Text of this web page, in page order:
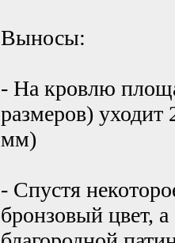
Выносы:
- На кровлю
размеров)
мм)
- Спустя
бронзовый цвет,